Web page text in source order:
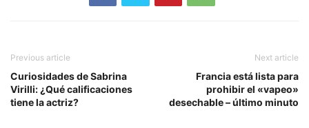
Previous article
Curiosidades de Sabrina
Virilli: ¿Qué calificaciones
tiene la actriz?
Next article
Francia está lista para
prohibir el «vapeo»
desechable – último minuto